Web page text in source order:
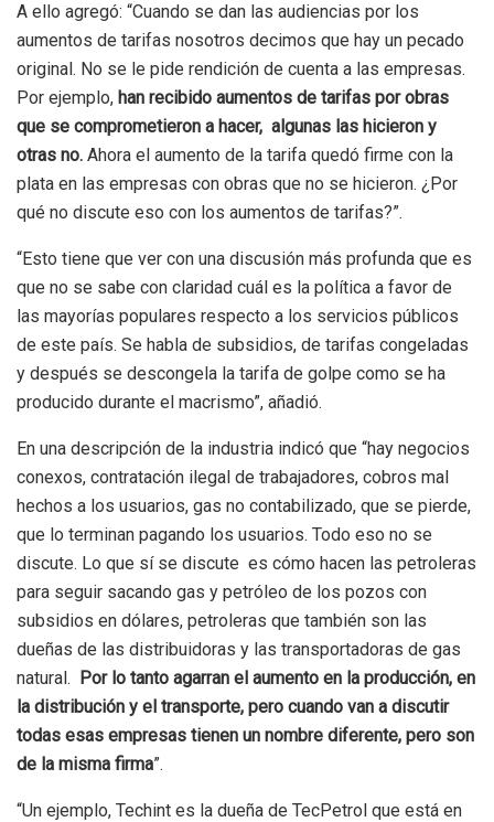
A ello agregó: “Cuando se dan las audiencias por los
aumentos de tarifas nosotros decimos que hay un pecado
original. No se le pide rendición de cuenta a las empresas.
Por ejemplo, han recibido aumentos de tarifas por obras
que se comprometieron a hacer, algunas las hicieron y
otras no. Ahora el aumento de la tarifa quedó firme con la
plata en las empresas con obras que no se hicieron. ¿Por
qué no discute eso con los aumentos de tarifas?”.
“Esto tiene que ver con una discusión más profunda que es
que no se sabe con claridad cuál es la política a favor de
las mayorías populares respecto a los servicios públicos
de este país. Se habla de subsidios, de tarifas congeladas
y después se descongela la tarifa de golpe como se ha
producido durante el macrismo”, añadió.
En una descripción de la industria indicó que “hay negocios
conexos, contratación ilegal de trabajadores, cobros mal
hechos a los usuarios, gas no contabilizado, que se pierde,
que lo terminan pagando los usuarios. Todo eso no se
discute. Lo que sí se discute es cómo hacen las petroleras
para seguir sacando gas y petróleo de los pozos con
subsidios en dólares, petroleras que también son las
dueñas de las distribuidoras y las transportadoras de gas
natural. Por lo tanto agarran el aumento en la producción, en
la distribución y el transporte, pero cuando van a discutir
todas esas empresas tienen un nombre diferente, pero son
de la misma firma”.
“Un ejemplo, Techint es la dueña de TecPetrol que está en